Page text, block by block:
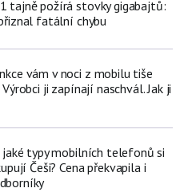
tajně požírá stovky gigabajtů:
fatální chybu
vám v noci z mobilu tiše
ji zapínají naschvál. Jak ji
jaké typy mobilních telefonů si
Češi? Cena překvapila i